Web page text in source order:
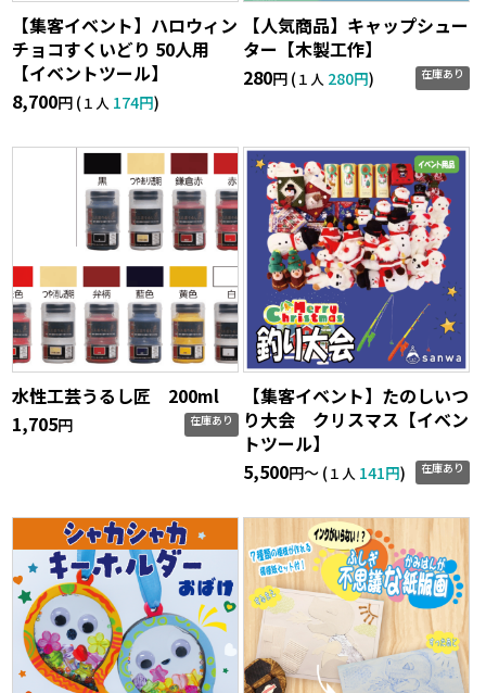
【集客イベント】ハロウィン
チョコすくいどり 50人用
【イベントツール】
8,700円 (１人 174円)
【人気商品】キャップシュー
ター【木製工作】
280円 (１人 280円) 在庫あり
水性工芸うるし匠 200ml
1,705円 在庫あり
【集客イベント】たのしいつ
り大会 クリスマス【イベン
トツール】
5,500円〜 (１人 141円) 在庫あり